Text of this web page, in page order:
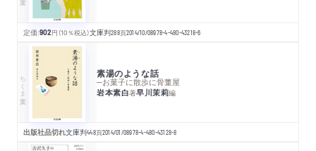
定価:902円 （10％税込）文庫判288頁2014/10/08978-4-480-43218-6
ちくま文庫 素湯のような話
─お菓子に散歩に骨董屋
岩本素白著早川茉莉編
出版社品切れ文庫判448頁2014/01/08978-4-480-43128-8